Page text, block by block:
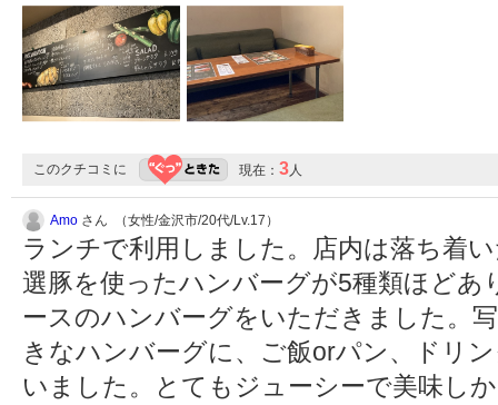
このクチコミに 現在： 3人
Amo さん （女性/金沢市/20代/Lv.17）
ランチで利用しました。店内は落ち着
選豚を使ったハンバーグが5種類ほどあ
ースのハンバーグをいただきました。
きなハンバーグに、ご飯orパン、ドリ
いました。とてもジューシーで美味し